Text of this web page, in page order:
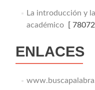
La introducción y
académico[ 78072
ENLACES